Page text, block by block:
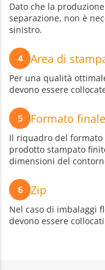
Dato che la
separazione, non è
sinistro.
4 Area di
Per una qualità
devono essere
5 Formato finale
Il riquadro del
prodotto stampato
dimensioni del
6 Zip
Nel caso di imbalaggi
devono essere